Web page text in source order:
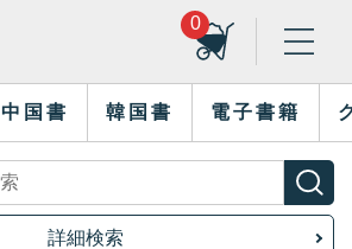
0
中国書 韓国書 電子書籍
詳細検索